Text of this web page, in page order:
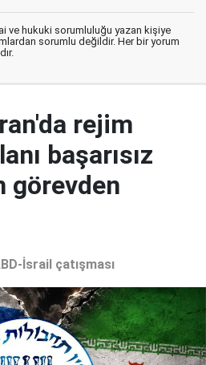
ve hukuki sorumluluğu yazan kişiye
sorumlu değildir. Her bir yorum
rejim
başarısız
görevden
İsrail çatışması